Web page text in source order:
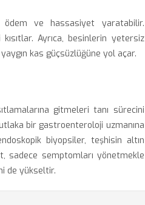
ödem ve hassasiyet yaratabilir.
Ayrıca, besinlerin yetersiz
kas güçsüzlüğüne yol açar.
gitmeleri tanı sürecini
bir gastroenteroloji uzmanına
biyopsiler, teşhisin altın
sadece semptomları yönetmekle
de yükseltir.